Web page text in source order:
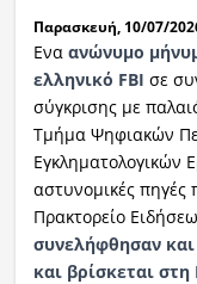
Παρασκευή, 10/07/
Ενα ανώνυμο
ελληνικό FBI σε
σύγκρισης με
Τμήμα Ψηφιακών
Εγκληματολογικών
αστυνομικές πηγές
Πρακτορείο
συνελήφθησαν και
και βρίσκεται στη